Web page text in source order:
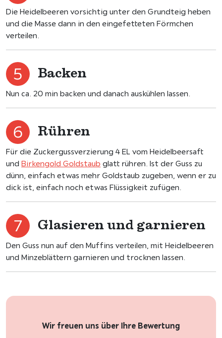
Die Heidelbeeren vorsichtig unter den Grundteig heben
und die Masse dann in den eingefetteten Förmchen
verteilen.
Backen
Nun ca. 20 min backen und danach auskühlen lassen.
Rühren
Für die Zuckergussverzierung 4 EL vom Heidelbeersaft
und Birkengold Goldstaub glatt rühren. Ist der Guss zu
dünn, einfach etwas mehr Goldstaub zugeben, wenn er zu
dick ist, einfach noch etwas Flüssigkeit zufügen.
Glasieren und garnieren
Den Guss nun auf den Muffins verteilen, mit Heidelbeeren
und Minzeblättern garnieren und trocknen lassen.
Wir freuen uns über Ihre Bewertung